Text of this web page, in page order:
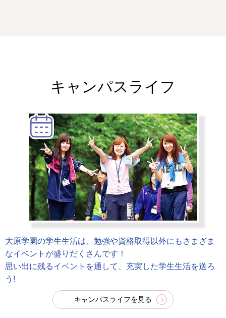
キャンパスライフ
大原学園の学生生活は、勉強や資格取得以外にもさまざま
なイベントが盛りだくさんです！
思い出に残るイベントを通して、充実した学生生活を送ろ
う!
キャンパスライフを見る